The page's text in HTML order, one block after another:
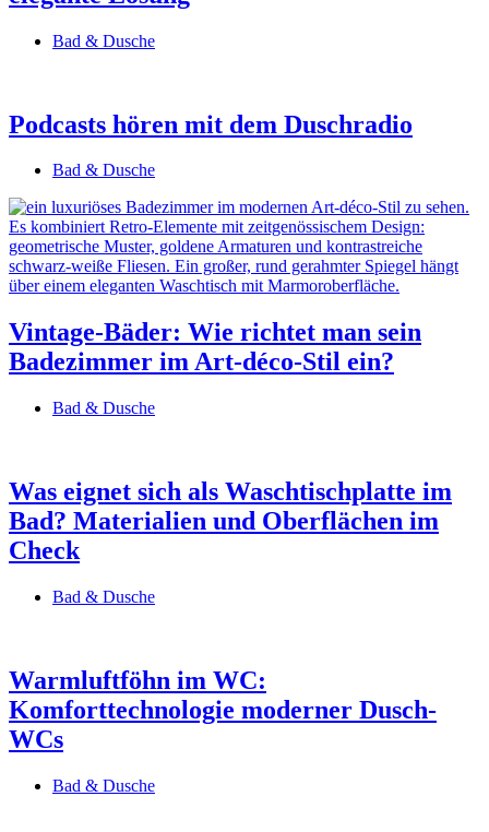
Bad & Dusche
Podcasts hören mit dem Duschradio
Bad & Dusche
Vintage-Bäder: Wie richtet man sein
Badezimmer im Art-déco-Stil ein?
Bad & Dusche
Was eignet sich als Waschtischplatte im
Bad? Materialien und Oberflächen im
Check
Bad & Dusche
Warmluftföhn im WC:
Komforttechnologie moderner Dusch-
WCs
Bad & Dusche